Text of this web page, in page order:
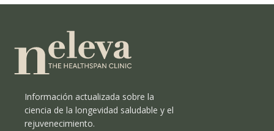
Información actualizada sobre la
ciencia de la longevidad saludable y el
rejuvenecimiento.